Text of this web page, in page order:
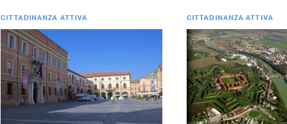
CITTADINANZA ATTIVA CITTADINANZA ATTIVA